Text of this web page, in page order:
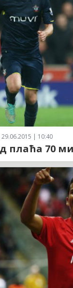
| 10:40
плаћа 70